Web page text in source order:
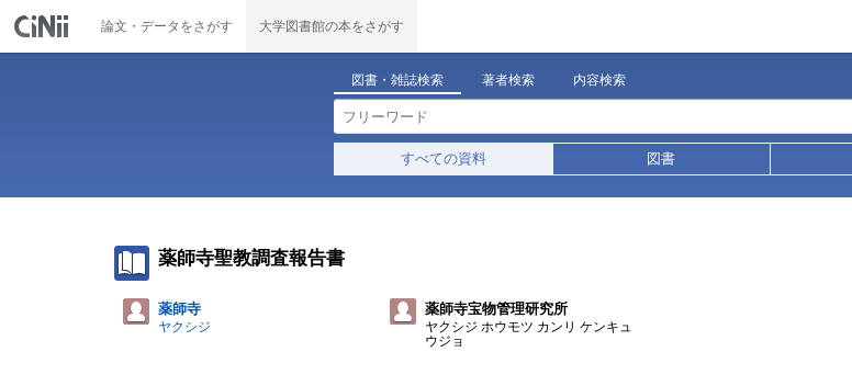
論文・データをさがす 大学図書館の本をさがす
図書・雑誌検索 著者検索 内容検索
すべての資料 図書
薬師寺聖教調査報告書
薬師寺
ヤクシジ
薬師寺宝物管理研究所
ヤクシジ ホウモツ カンリ ケンキュ
ウジョ